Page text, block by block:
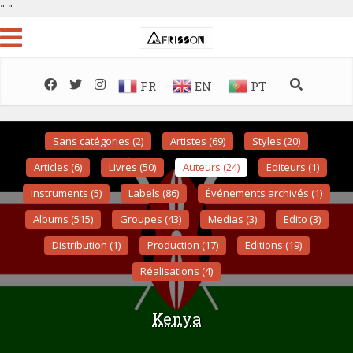
" "
FR EN PT
Sans catégories (2) Artistes (69)
Styles (20)
Articles (6)
Livres (50) Auteurs (24)
Editeurs (1)
Instruments (5)
Labels (86)
Événements archivés (1)
Albums (515)
Groupes (43) Medias (3)
Edito (3)
Distribution (1)
Production (17)
Editions (19)
Réalisations (4)
Kenya